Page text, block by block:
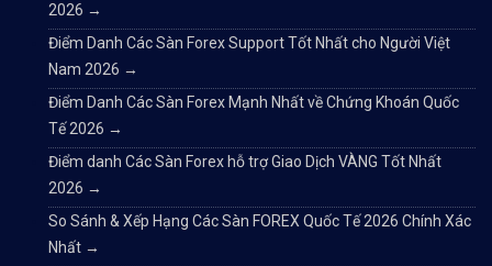
2026 →
Điểm Danh Các Sàn Forex Support Tốt Nhất cho Người Việt
Nam 2026 →
Điểm Danh Các Sàn Forex Mạnh Nhất về Chứng Khoán Quốc
Tế 2026 →
Điểm danh Các Sàn Forex hỗ trợ Giao Dịch VÀNG Tốt Nhất
2026 →
So Sánh & Xếp Hạng Các Sàn FOREX Quốc Tế 2026 Chính Xác
Nhất →